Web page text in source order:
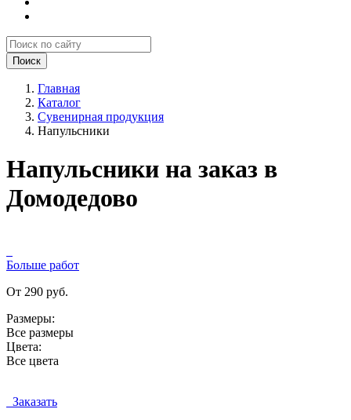
Поиск
Главная
Каталог
Сувенирная продукция
Напульсники
Напульсники на заказ в
Домодедово
Больше работ
От 290 руб.
Размеры:
Все размеры
Цвета:
Все цвета
Заказать